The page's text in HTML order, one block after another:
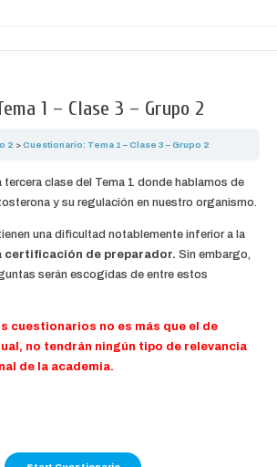
1 – Clase 3 – Grupo 2
2 Cuestionario: Tema 1 – Clase 3 – Grupo 2
clase del Tema 1 donde hablamos de
y su regulación en nuestro organismo.
una dificultad notablemente inferior a la
certificación de preparador. Sin embargo,
serán escogidas de entre estos
cuestionarios no es más que el de
no tendrán ningún tipo de relevancia
de la academia.